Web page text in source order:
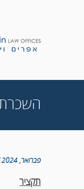
השכרת
פברואר, 2024 / EKW
תקציר